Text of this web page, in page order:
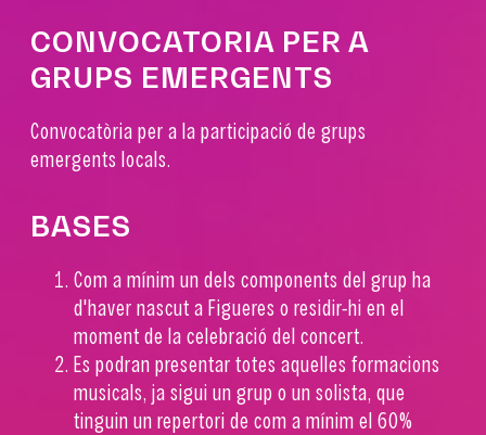
CONVOCATORIA PER A
GRUPS EMERGENTS
Convocatòria per a la participació de grups
emergents locals.
BASES
Com a mínim un dels components del grup ha
d'haver nascut a Figueres o residir-hi en el
moment de la celebració del concert.
Es podran presentar totes aquelles formacions
musicals, ja sigui un grup o un solista, que
tinguin un repertori de com a mínim el 60%